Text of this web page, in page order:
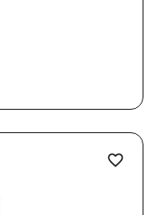
favorite_border